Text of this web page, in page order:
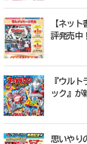
【ネッ
評発売中！
『ウル
ック』が
思いやり